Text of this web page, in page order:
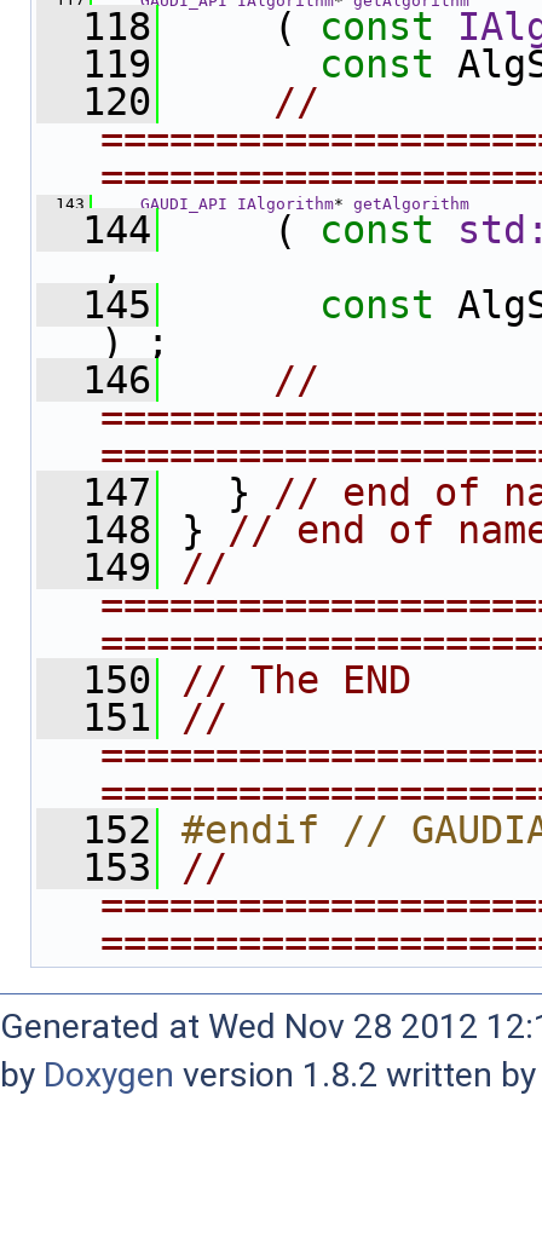
  118
( const
  119
const
  120
//
  143
GAUDI_API IAlgorithm* getAlgorithm
  144
( const
,
  145
const
) ;
  146
//
  147
} // end of
  148
} // end of
  149
//
  150
// The END
  151
//
  152
#endif //
  153
//
Generated at Wed Nov 28 2012
by Doxygen version 1.8.2 written